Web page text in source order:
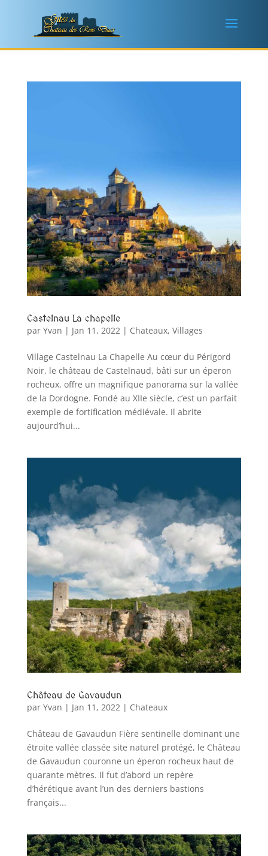
Castelnau La chapelle
par Yvan | Jan 11, 2022| Chateaux, Villages
Village Castelnau La Chapelle Au cœur du Périgord
Noir, le château de Castelnaud, bâti sur un éperon
rocheux, offre un magnifique panorama sur la vallée
de la Dordogne. Fondé au XIIe siècle, c’est un parfait
exemple de fortification médiévale. Il abrite
aujourd’hui...
Château de Gavaudun
par Yvan | Jan 11, 2022 | Chateaux
Château de Gavaudun Fière sentinelle dominant une
étroite vallée classée site naturel protégé, le Château
de Gavaudun couronne un éperon rocheux haut de
quarante mètres. Il fut d’abord un repère
d’hérétique avant l’un des derniers bastions
français...